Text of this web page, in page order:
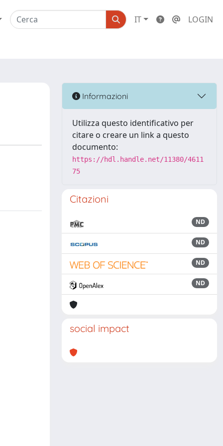
IT LOGIN
Informazioni
Utilizza questo identificativo per
citare o creare un link a questo
documento:
https://hdl.handle.net/11380/4611
75
Citazioni
ND
ND
ND
ND
social impact